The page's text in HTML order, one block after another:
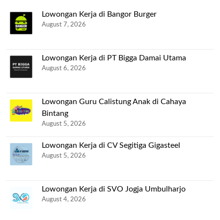
Lowongan Kerja di Bangor Burger
August 7, 2026
Lowongan Kerja di PT Bigga Damai Utama
August 6, 2026
Lowongan Guru Calistung Anak di Cahaya
Bintang
August 5, 2026
Lowongan Kerja di CV Segitiga Gigasteel
August 5, 2026
Lowongan Kerja di SVO Jogja Umbulharjo
August 4, 2026